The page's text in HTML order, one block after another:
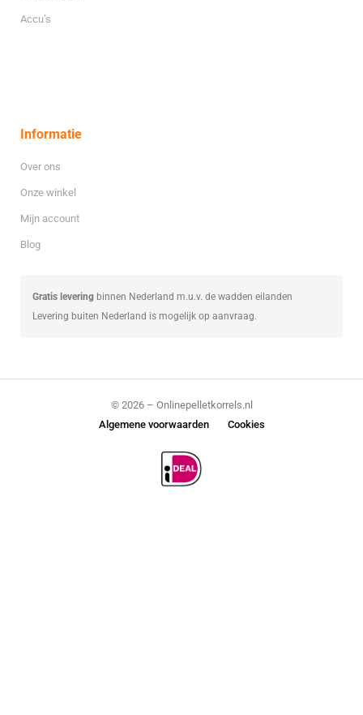
Accu’s
Informatie
Over ons
Onze winkel
Mijn account
Blog
Gratis levering binnen Nederland m.u.v. de wadden eilanden
Levering buiten Nederland is mogelijk op aanvraag.
© 2026 – Onlinepelletkorrels.nl
Algemene voorwaarden
Cookies